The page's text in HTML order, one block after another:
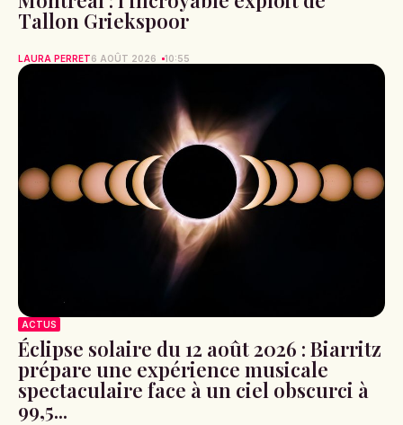
Tallon Griekspoor
LAURA PERRET6 AOÛT 2026 10:55
ACTUS
Éclipse solaire du 12 août 2026 : Biarritz
prépare une expérience musicale
spectaculaire face à un ciel obscurci à
99,5...